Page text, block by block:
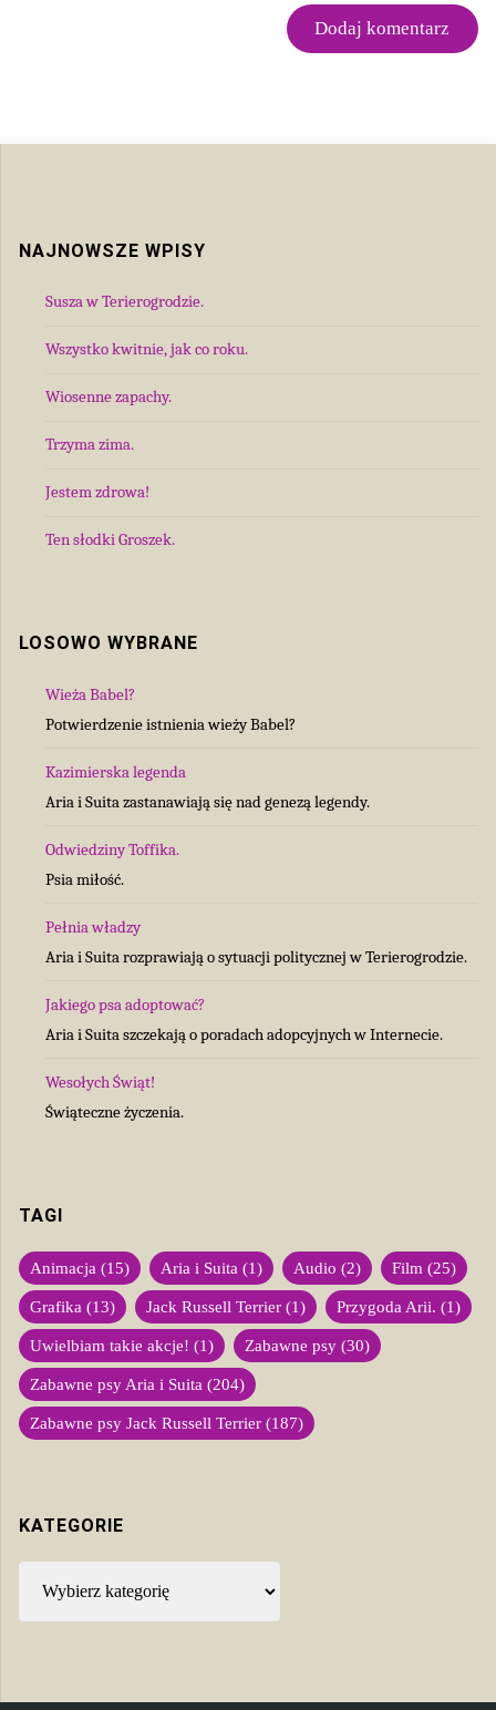
NAJNOWSZE WPISY
Susza w Terierogrodzie.
Wszystko kwitnie, jak co roku.
Wiosenne zapachy.
Trzyma zima.
Jestem zdrowa!
Ten słodki Groszek.
LOSOWO WYBRANE
Wieża Babel?
Potwierdzenie istnienia wieży Babel?
Kazimierska legenda
Aria i Suita zastanawiają się nad genezą legendy.
Odwiedziny Toffika.
Psia miłość.
Pełnia władzy
Aria i Suita rozprawiają o sytuacji politycznej w Terierogrodzie.
Jakiego psa adoptować?
Aria i Suita szczekają o poradach adopcyjnych w Internecie.
Wesołych Świąt!
Świąteczne życzenia.
TAGI
Animacja (15) Aria i Suita (1) Audio (2) Film (25)
Grafika (13) Jack Russell Terrier (1) Przygoda Arii. (1)
Uwielbiam takie akcje! (1) Zabawne psy (30)
Zabawne psy Aria i Suita (204)
Zabawne psy Jack Russell Terrier (187)
KATEGORIE